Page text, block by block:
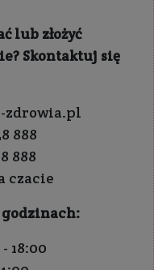
lub złożyć
Skontaktuj się
zdrowia.pl
888
888
czacie
godzinach:
18:00